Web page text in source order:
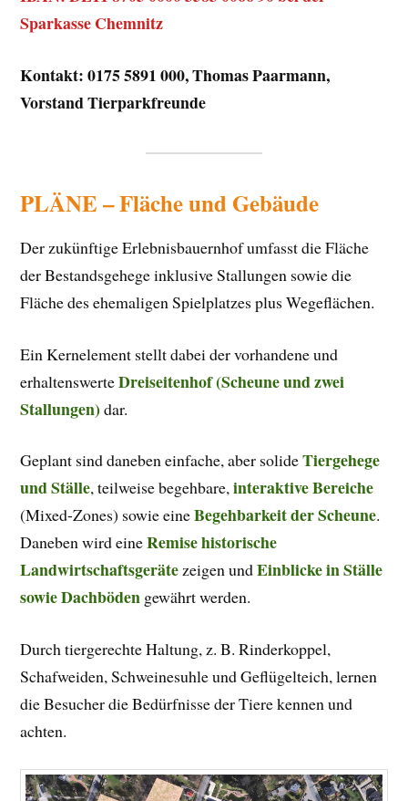
Sparkasse Chemnitz
Kontakt: 0175 5891 000, Thomas Paarmann,
Vorstand Tierparkfreunde
PLÄNE – Fläche und Gebäude
Der zukünftige Erlebnisbauernhof umfasst die Fläche
der Bestandsgehege inklusive Stallungen sowie die
Fläche des ehemaligen Spielplatzes plus Wegeflächen.
Ein Kernelement stellt dabei der vorhandene und
erhaltenswerteDreiseitenhof (Scheune und zwei
Stallungen) dar.
Geplant sind daneben einfache, aber solideTiergehege
und Ställe, teilweise begehbare,interaktive Bereiche
(Mixed-Zones) sowie eineBegehbarkeit der Scheune.
Daneben wird eineRemise historische
Landwirtschaftsgerätezeigen undEinblicke in Ställe
sowie Dachböden gewährt werden.
Durch tiergerechte Haltung, z. B. Rinderkoppel,
Schafweiden, Schweinesuhle und Geflügelteich, lernen
die Besucher die Bedürfnisse der Tiere kennen und
achten.